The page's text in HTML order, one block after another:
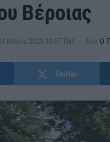
Βέροιας
Μαΐου 2023 10:57 ΠΜ Από Ο
Twitter